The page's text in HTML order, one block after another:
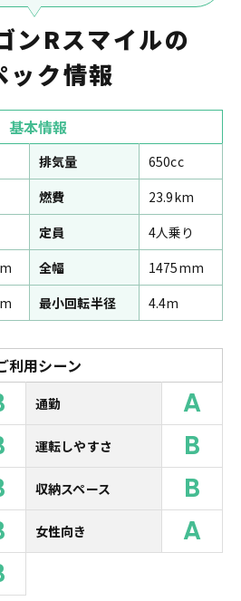
ンRスマイルの
ック情報
基本情報
排気量
650cc
燃費
23.9km
定員
4人乗り
全幅
1475mm
最小回転半径 4.4m
利用シーン
通勤 A
運転しやすさ B
収納スペース B
女性向き A